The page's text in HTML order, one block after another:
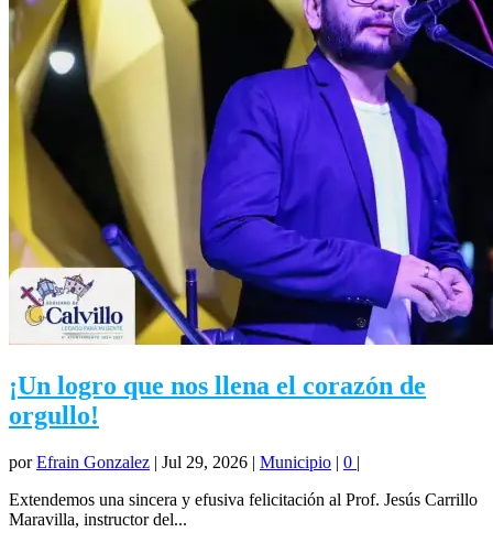
¡Un logro que nos llena el corazón de
orgullo!
porEfrain Gonzalez | Jul 29, 2026 | Municipio | 0 |
Extendemos una sincera y efusiva felicitación al Prof. Jesús Carrillo
Maravilla, instructor del...